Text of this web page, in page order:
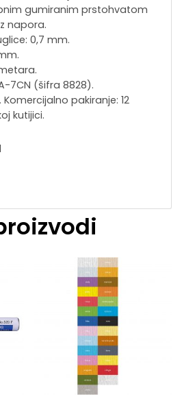
gumiranim prstohvatom
napora.
0,7 mm.
7CN (šifra 8828).
pakiranje: 12
kutijici.